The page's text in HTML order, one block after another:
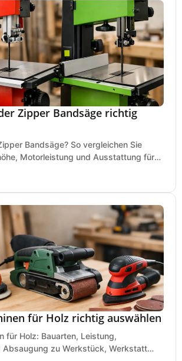
Zipper Bandsäge richtig
Bandsäge? So vergleichen Sie
Motorleistung und Ausstattung für
für Holz richtig auswählen
für Holz: Bauarten, Leistung,
Absaugung zu Werkstück, Werkstatt